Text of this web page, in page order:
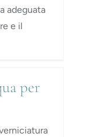
adeguata
e il
per